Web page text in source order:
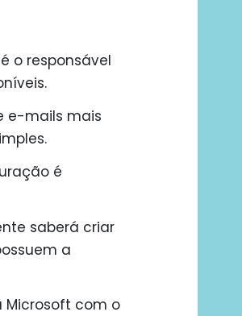
o responsável
e-mails mais
é
saberá criar
a
Microsoft com o